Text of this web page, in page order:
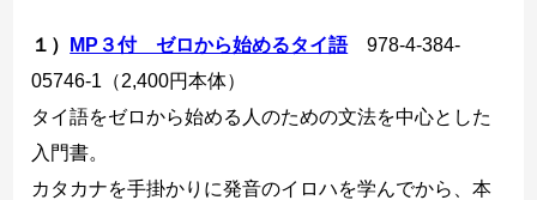
１） MP３付 ゼロから始めるタイ語
978-4-384-
05746-1（2,400円本体）
タイ語をゼロから始める人のための文法を中心とした
入門書。
カタカナを手掛かりに発音のイロハを学んでから、本